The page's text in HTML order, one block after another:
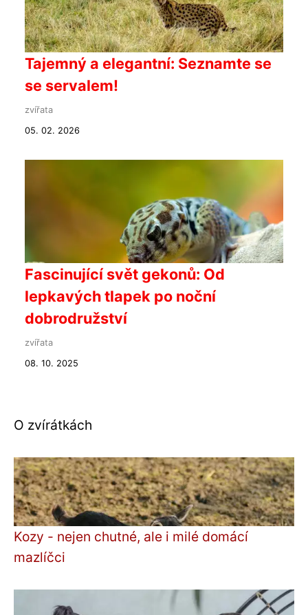
Tajemný a elegantní: Seznamte se
se servalem!
zvířata
05. 02. 2026
Fascinující svět gekonů: Od
lepkavých tlapek po noční
dobrodružství
zvířata
08. 10. 2025
O zvírátkách
Kozy - nejen chutné, ale i milé domácí
mazlíčci